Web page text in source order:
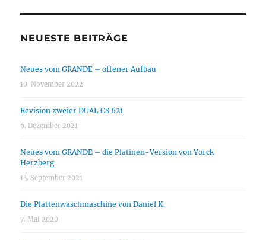
NEUESTE BEITRÄGE
Neues vom GRANDE – offener Aufbau
10. November 2022
Revision zweier DUAL CS 621
6. Dezember 2021
Neues vom GRANDE – die Platinen-Version von Yorck
Herzberg
13. September 2021
Die Plattenwaschmaschine von Daniel K.
7. Mai 2020